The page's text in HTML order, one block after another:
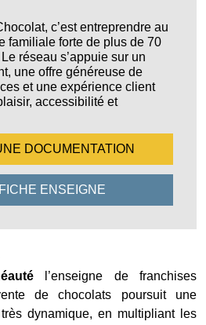
c’est entreprendre au
familiale forte de plus de 70
réseau s’appuie sur un
une offre généreuse de
et une expérience client
accessibilité et
DOCUMENTATION
ENSEIGNE
l’enseigne de franchises
de chocolats poursuit une
dynamique, en multipliant les